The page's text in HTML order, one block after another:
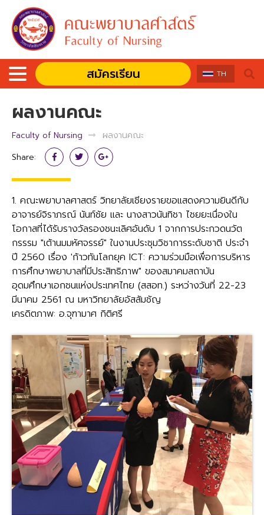
สมัครเรียน TH
ผลงานคณะ
Faculty of Nursing
ผลงานคณะ
Share:
1. คณะพยาบาลศาสตร์ วิทยาลัยเชียงรายขอแสดงความยินดีกับ
อาจารย์จิราภรณ์ นันท์ชัย และ นางสาวนันทิชา ไชยยะเนื่องใน
โอกาสที่ได้รับรางวัลรองชนะเลิศอันดับ 1 จากการประกวดนวัต
กรรรม "เต้านมมหัศจรรย์" ในงานประชุมวิชาการระดับชาติ ประจำ
ปี 2560 เรื่อง 'ก้าวทันโลกยุค ICT: ความร่วมมือเพื่อการบริหาร
การศึกษาพยาบาลที่มีประสิทธิภาพ" ของสมาคมสถาบัน
อุดมศึกษาเอกชนแห่งประเทศไทย (สสอท.) ระหว่างวันที่ 22-23
มีนาคม 2561 ณ มหาวิทยาลัยอัสสัมชัญ
เครดิตภาพ: อ.จุฑามาศ กิติศรี